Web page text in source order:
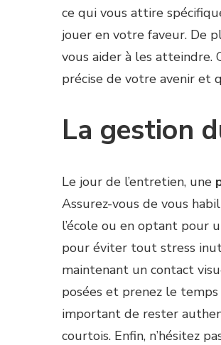
ce qui vous attire
jouer en votre faveur. De
vous aider à les atteindre.
précise de votre avenir et
La gestion
Le jour de l’entretien, une
Assurez-vous de vous
l’école ou en optant pour
pour éviter tout stress
maintenant un contact
posées et prenez le
important de rester
courtois. Enfin, n’hésitez